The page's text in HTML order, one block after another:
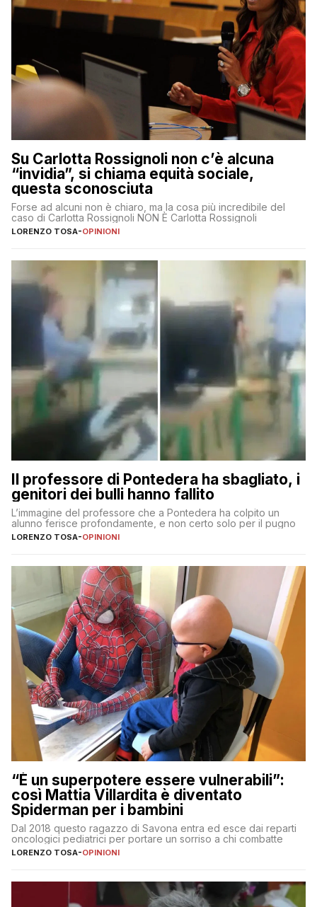
Su Carlotta Rossignoli non c’è alcuna
“invidia”, si chiama equità sociale,
questa sconosciuta
Forse ad alcuni non è chiaro, ma la cosa più incredibile del
caso di Carlotta Rossignoli NON È Carlotta Rossignoli
LORENZO TOSA-OPINIONI
Il professore di Pontedera ha sbagliato, i
genitori dei bulli hanno fallito
L’immagine del professore che a Pontedera ha colpito un
alunno ferisce profondamente, e non certo solo per il pugno
LORENZO TOSA-OPINIONI
“È un superpotere essere vulnerabili”:
così Mattia Villardita è diventato
Spiderman per i bambini
Dal 2018 questo ragazzo di Savona entra ed esce dai reparti
oncologici pediatrici per portare un sorriso a chi combatte
LORENZO TOSA-OPINIONI